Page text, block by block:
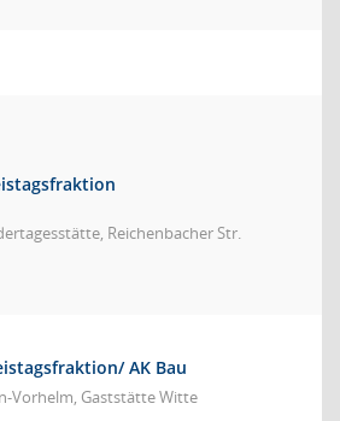
Reichenbacher Str.
AK Bau
Vorhelm, Gaststätte Witte